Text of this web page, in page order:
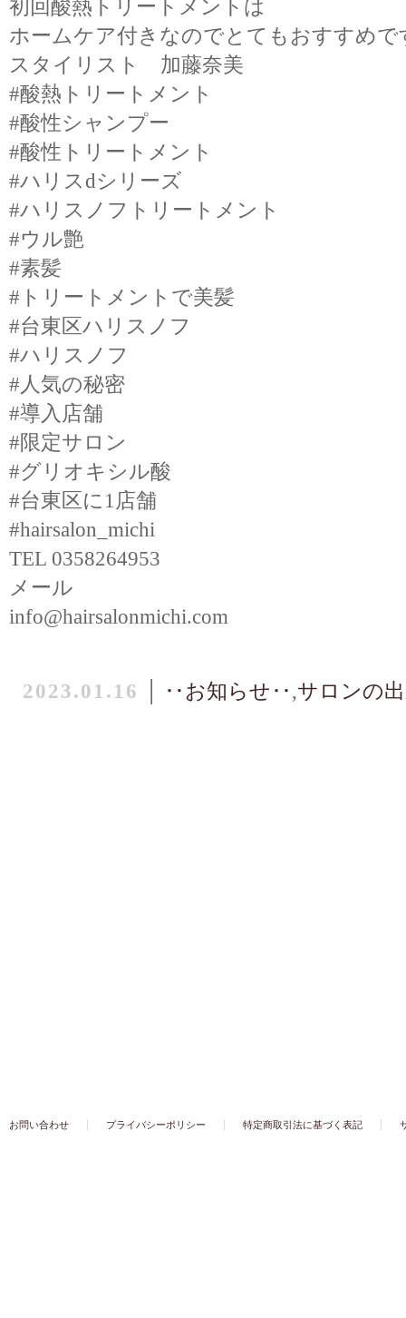
初回酸熱トリートメントは
ホームケア付きなのでとてもおすすめで
スタイリスト 加藤奈美
#酸熱トリートメント
#酸性シャンプー
#酸性トリートメント
#ハリスdシリーズ
#ハリスノフトリートメント
#ウル艶
#素髪
#トリートメントで美髪
#台東区ハリスノフ
#ハリスノフ
#人気の秘密
#導入店舗
#限定サロン
#グリオキシル酸
#台東区に1店舗
#hairsalon_michi
TEL 0358264953
メール
info@hairsalonmichi.com
2023.01.16 ‥お知らせ‥ ,サロンの
お問い合わせ プライバシーポリシー 特定商取引法に基づく表記